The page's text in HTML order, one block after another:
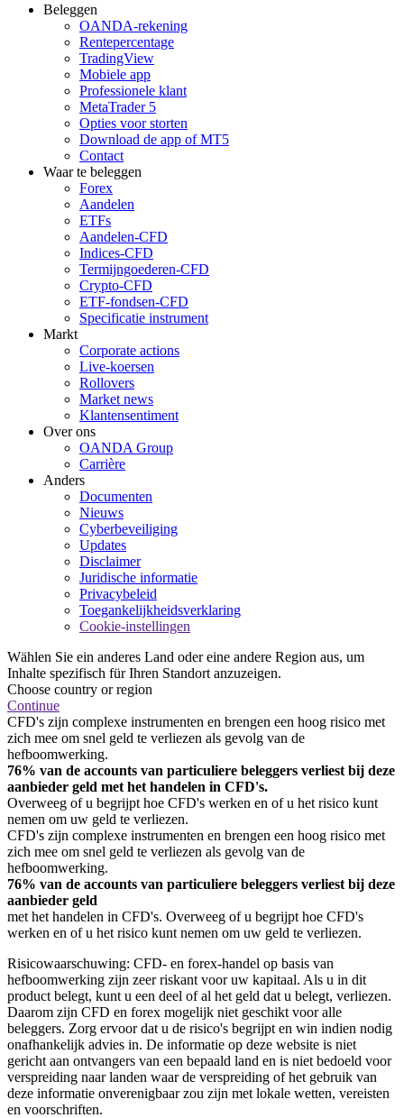
Beleggen
OANDA-rekening
Rentepercentage
TradingView
Mobiele app
Professionele klant
MetaTrader 5
Opties voor storten
Download de app of MT5
Contact
Waar te beleggen
Forex
Aandelen
ETFs
Aandelen-CFD
Indices-CFD
Termijngoederen-CFD
Crypto-CFD
ETF-fondsen-CFD
Specificatie instrument
Markt
Corporate actions
Live-koersen
Rollovers
Market news
Klantensentiment
Over ons
OANDA Group
Carrière
Anders
Documenten
Nieuws
Cyberbeveiliging
Updates
Disclaimer
Juridische informatie
Privacybeleid
Toegankelijkheidsverklaring
Cookie-instellingen
Wählen Sie ein anderes Land oder eine andere Region aus, um
Inhalte spezifisch für Ihren Standort anzuzeigen.
Choose country or region
Continue
CFD's zijn complexe instrumenten en brengen een hoog risico met
zich mee om snel geld te verliezen als gevolg van de
hefboomwerking.
76% van de accounts van particuliere beleggers verliest bij deze
aanbieder geld met het handelen in CFD's.
Overweeg of u begrijpt hoe CFD's werken en of u het risico kunt
nemen om uw geld te verliezen.
CFD's zijn complexe instrumenten en brengen een hoog risico met
zich mee om snel geld te verliezen als gevolg van de
hefboomwerking.
76% van de accounts van particuliere beleggers verliest bij deze
aanbieder geld
met het handelen in CFD's. Overweeg of u begrijpt hoe CFD's
werken en of u het risico kunt nemen om uw geld te verliezen.
Risicowaarschuwing: CFD- en forex-handel op basis van
hefboomwerking zijn zeer riskant voor uw kapitaal. Als u in dit
product belegt, kunt u een deel of al het geld dat u belegt, verliezen.
Daarom zijn CFD en forex mogelijk niet geschikt voor alle
beleggers. Zorg ervoor dat u de risico's begrijpt en win indien nodig
onafhankelijk advies in. De informatie op deze website is niet
gericht aan ontvangers van een bepaald land en is niet bedoeld voor
verspreiding naar landen waar de verspreiding of het gebruik van
deze informatie onverenigbaar zou zijn met lokale wetten, vereisten
en voorschriften.